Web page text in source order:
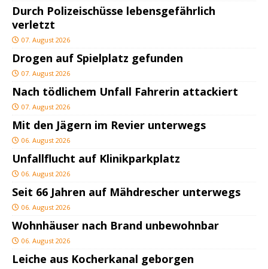
Durch Polizeischüsse lebensgefährlich
verletzt
07. August 2026
Drogen auf Spielplatz gefunden
07. August 2026
Nach tödlichem Unfall Fahrerin attackiert
07. August 2026
Mit den Jägern im Revier unterwegs
06. August 2026
Unfallflucht auf Klinikparkplatz
06. August 2026
Seit 66 Jahren auf Mähdrescher unterwegs
06. August 2026
Wohnhäuser nach Brand unbewohnbar
06. August 2026
Leiche aus Kocherkanal geborgen